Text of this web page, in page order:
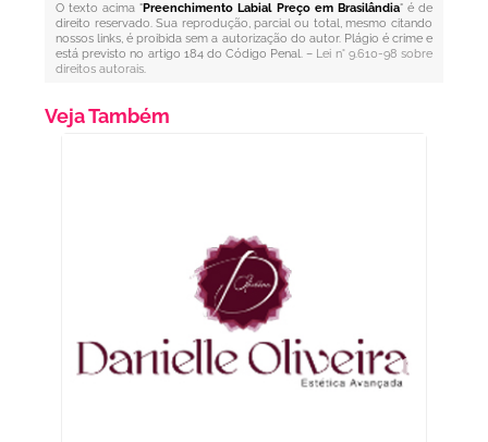
O texto acima "Preenchimento Labial Preço em Brasilândia" é de
direito reservado. Sua reprodução, parcial ou total, mesmo citando
nossos links, é proibida sem a autorização do autor. Plágio é crime e
está previsto no artigo 184 do Código Penal. – Lei n° 9.610-98 sobre
direitos autorais.
Veja Também